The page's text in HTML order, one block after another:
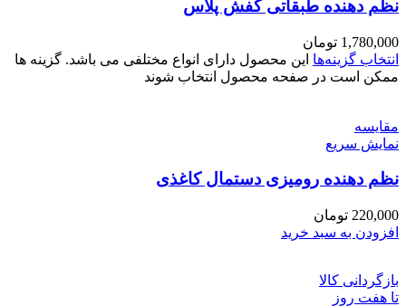
نظم دهنده طبقاتی کفش پلاس
1,780,000 تومان
انتخاب گزینه‌ها این محصول دارای انواع مختلفی می باشد. گزینه ها
ممکن است در صفحه محصول انتخاب شوند
مقايسه
نمایش سریع
نظم دهنده رومیزی دستمال کاغذی
220,000 تومان
افزودن به سبد خرید
بازگردانی کالا
تا هفت روز